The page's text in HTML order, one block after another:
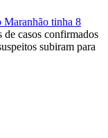
Maranhão tinha 8
de casos confirmados
subiram para